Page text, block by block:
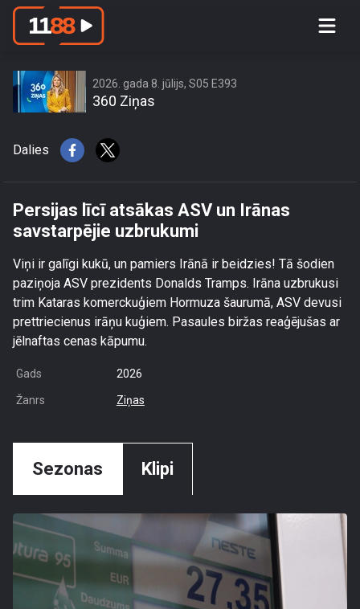
Persijas līcī atsākas ASV un Irānas
2026. gada 8. jūlijs, S05 E393
360 Ziņas
Dalies
Persijas līcī atsākas ASV un Irānas
savstarpējie uzbrukumi
Viņi ir galīgi kukū, un pamiers Irānā ir beidzies! Tā šodien
paziņoja ASV prezidents Donalds Tramps. Irāna uzbrukusi
trim Kataras komerckuģiem Hormuza šaurumā, ASV devusi
prettriecienus irāņu kuģiem. Pasaules biržas reaģējušas ar
jēlnaftas cenas kāpumu.
Gads 2026
Žanrs Ziņas
Sezonas Klipi